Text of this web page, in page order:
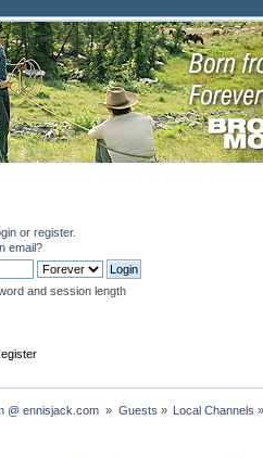
or register.
email?
and session length
@ ennisjack.com » Guests » Local Channels »